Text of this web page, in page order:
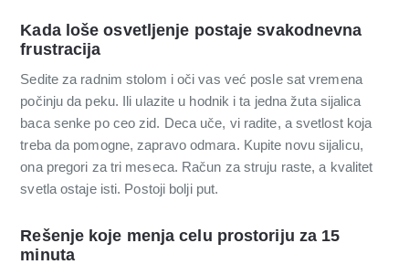
Kada loše osvetljenje postaje svakodnevna
frustracija
Sedite za radnim stolom i oči vas već posle sat vremena
počinju da peku. Ili ulazite u hodnik i ta jedna žuta sijalica
baca senke po ceo zid. Deca uče, vi radite, a svetlost koja
treba da pomogne, zapravo odmara. Kupite novu sijalicu,
ona pregori za tri meseca. Račun za struju raste, a kvalitet
svetla ostaje isti. Postoji bolji put.
Rešenje koje menja celu prostoriju za 15
minuta